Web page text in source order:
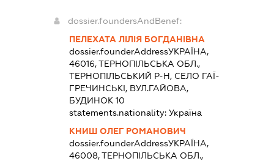
dossier.foundersAndBenef:
ПЕЛЕХАТА ЛІЛІЯ БОГДАНІВНА
dossier.founderAddressУКРАЇНА,
46016, ТЕРНОПІЛЬСЬКА ОБЛ.,
ТЕРНОПІЛЬСЬКИЙ Р-Н, СЕЛО ГАЇ-
ГРЕЧИНСЬКІ, ВУЛ.ГАЙОВА,
БУДИНОК 10
statements.nationality:Україна
КНИШ ОЛЕГ РОМАНОВИЧ
dossier.founderAddressУКРАЇНА,
46008, ТЕРНОПІЛЬСЬКА ОБЛ.,